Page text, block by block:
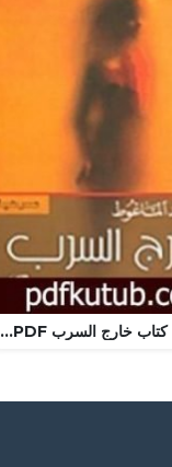
تحميل كتاب خارج السرب PDF تأليف محمد الماغوط مجانا [كامل]